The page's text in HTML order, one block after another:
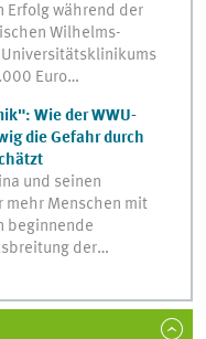
Erfolg während der
Wilhelms-
Universitätsklinikums
Euro…
Wie der WWU-
die Gefahr durch
und seinen
mehr Menschen mit
beginnende
der…